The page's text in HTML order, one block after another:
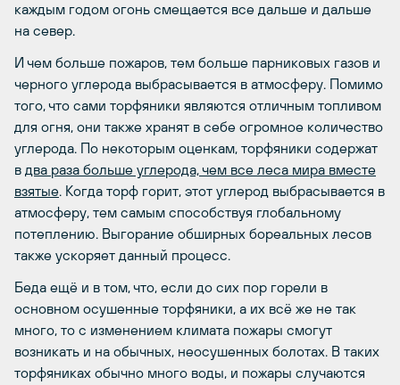
каждым годом огонь смещается все дальше и дальше
на север.
И чем больше пожаров, тем больше парниковых газов и
черного углерода выбрасывается в атмосферу. Помимо
того, что сами торфяники являются отличным топливом
для огня, они также хранят в себе огромное количество
углерода. По некоторым оценкам, торфяники содержат
в два раза больше углерода, чем все леса мира вместе
взятые. Когда торф горит, этот углерод выбрасывается в
атмосферу, тем самым способствуя глобальному
потеплению. Выгорание обширных бореальных лесов
также ускоряет данный процесс.
Беда ещё и в том, что, если до сих пор горели в
основном осушенные торфяники, а их всё же не так
много, то с изменением климата пожары смогут
возникать и на обычных, неосушенных болотах. В таких
торфяниках обычно много воды, и пожары случаются